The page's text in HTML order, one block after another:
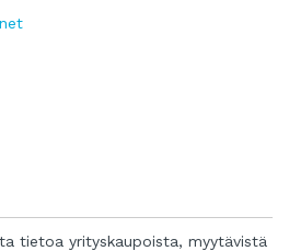
tietoa yrityskaupoista, myytävistä